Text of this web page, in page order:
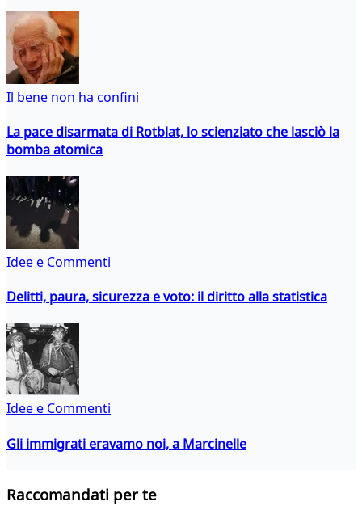
Il bene non ha confini
La pace disarmata di Rotblat, lo scienziato che lasciò la
bomba atomica
Idee e Commenti
Delitti, paura, sicurezza e voto: il diritto alla statistica
Idee e Commenti
Gli immigrati eravamo noi, a Marcinelle
Raccomandati per te